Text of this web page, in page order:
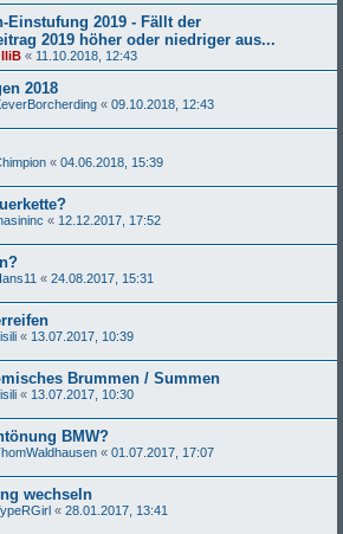
Einstufung 2019 - Fällt der
2019 höher oder niedriger aus...
« 11.10.2018, 12:43
2018
« 09.10.2018, 12:43
« 04.06.2018, 15:39
« 12.12.2017, 17:52
« 24.08.2017, 15:31
« 13.07.2017, 10:39
Brummen / Summen
« 13.07.2017, 10:30
BMW?
« 01.07.2017, 17:07
wechseln
« 28.01.2017, 13:41